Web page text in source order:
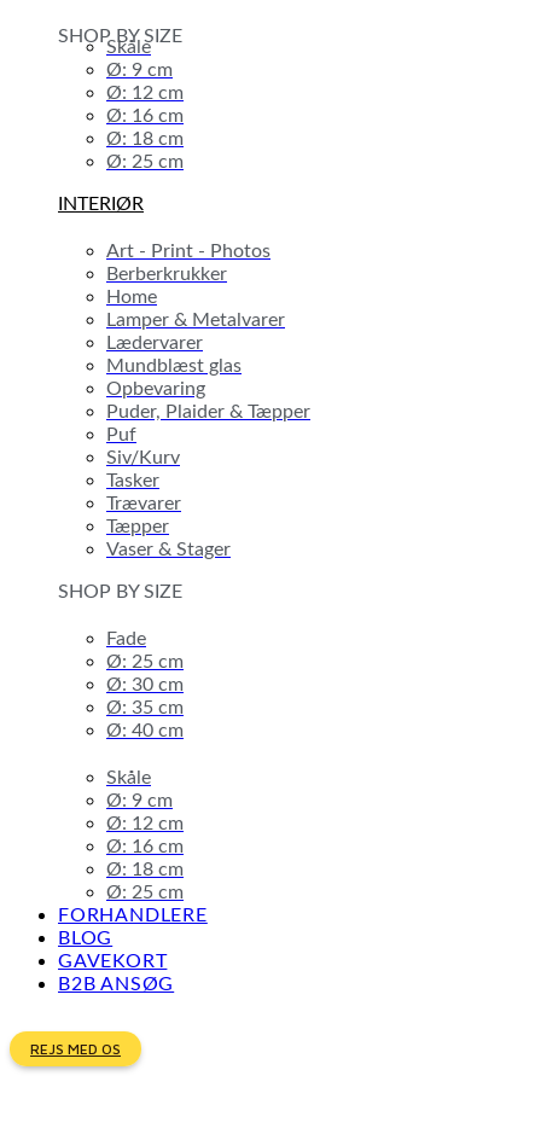
SHOP BY SIZE
Skåle
Ø: 9 cm
Ø: 12 cm
Ø: 16 cm
Ø: 18 cm
Ø: 25 cm
INTERIØR
Art - Print - Photos
Berberkrukker
Home
Lamper & Metalvarer
Lædervarer
Mundblæst glas
Opbevaring
Puder, Plaider & Tæpper
Puf
Siv/Kurv
Tasker
Trævarer
Tæpper
Vaser & Stager
SHOP BY SIZE
Fade
Ø: 25 cm
Ø: 30 cm
Ø: 35 cm
Ø: 40 cm
Skåle
Ø: 9 cm
Ø: 12 cm
Ø: 16 cm
Ø: 18 cm
Ø: 25 cm
FORHANDLERE
BLOG
GAVEKORT
B2B ANSØG
REJS MED OS